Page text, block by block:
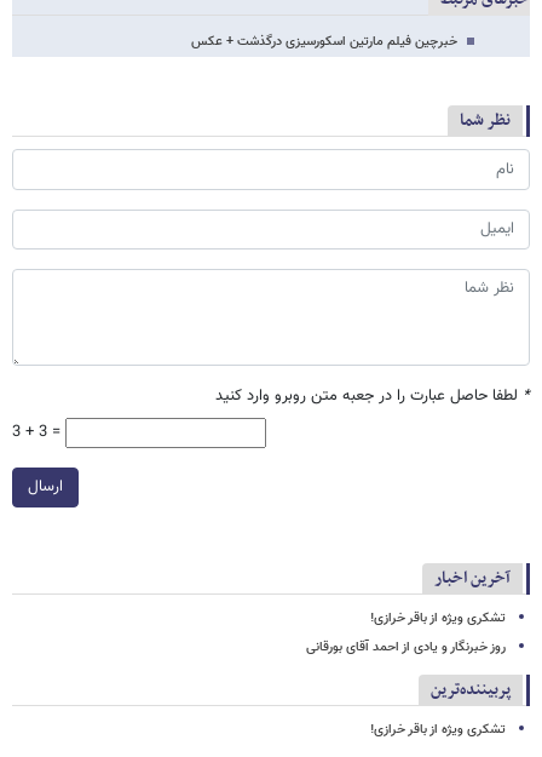
خبرچین فیلم مارتین اسکورسیزی درگذشت + عکس
نظر شما
* لطفا حاصل عبارت را در جعبه متن روبرو وارد کنید
3 + 3 =
ارسال
آخرین اخبار
تشکری ویژه از باقر خرازی!
روز خبرنگار و یادی از احمد آقای بورقانی
پربیننده‌ترین
تشکری ویژه از باقر خرازی!